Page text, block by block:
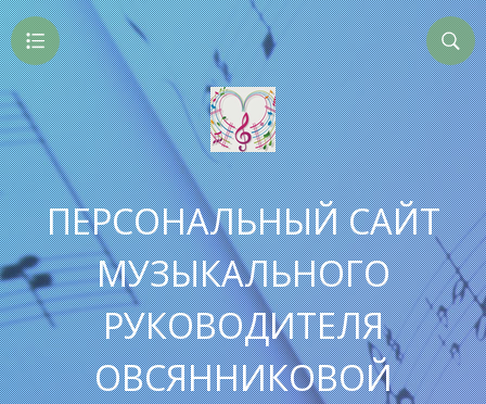
ПЕРСОНАЛЬНЫЙ САЙТ
МУЗЫКАЛЬНОГО
РУКОВОДИТЕЛЯ
ОВСЯННИКОВОЙ